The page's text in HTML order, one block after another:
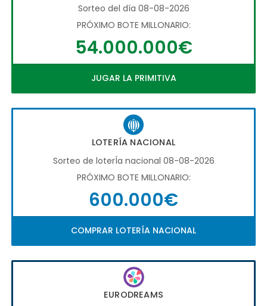
Sorteo del día 08-08-2026
PRÓXIMO BOTE MILLONARIO:
54.000.000€
JUGAR LA PRIMITIVA
LOTERÍA NACIONAL
Sorteo de loterÍa nacional 08-08-2026
PRÓXIMO BOTE MILLONARIO:
600.000€
COMPRAR LOTERÍA NACIONAL
EURODREAMS